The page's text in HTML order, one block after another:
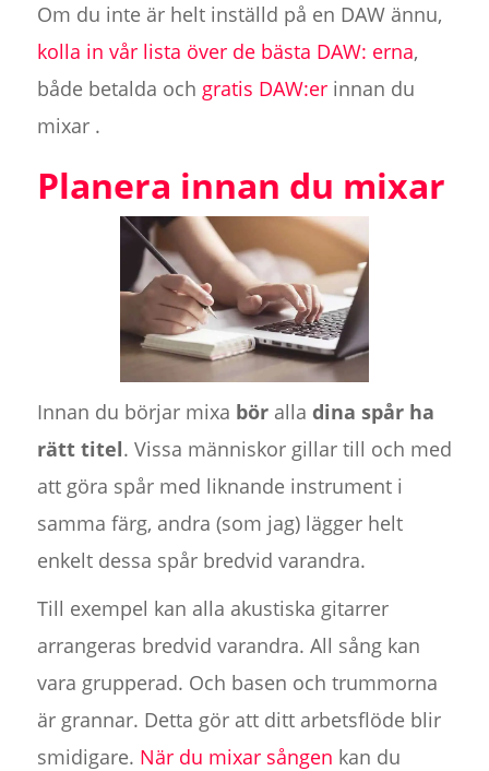
Om du inte är helt inställd på en DAW ännu,
kolla in vår lista över de bästa DAW: erna,
både betalda och gratis DAW:erinnan du
mixar .
Planera innan du mixar
Innan du börjar mixa böralla dina spår ha
rätt titel. Vissa människor gillar till och med
att göra spår med liknande instrument i
samma färg, andra (som jag) lägger helt
enkelt dessa spår bredvid varandra.
Till exempel kan alla akustiska gitarrer
arrangeras bredvid varandra. All sång kan
vara grupperad. Och basen och trummorna
är grannar. Detta gör att ditt arbetsflöde blir
smidigare. När du mixar sången kan du